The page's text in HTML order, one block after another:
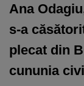
Ana
s-a
plecat din
cununia